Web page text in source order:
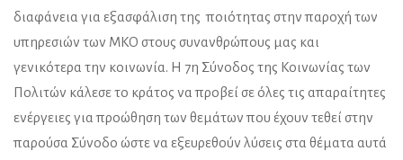
διαφάνεια για εξασφάλιση της ποιότητας στην παροχή των
υπηρεσιών των ΜΚΟ στους συνανθρώπους μας και
γενικότερα την κοινωνία. Η 7η Σύνοδος της Κοινωνίας των
Πολιτών κάλεσε το κράτος να προβεί σε όλες τις απαραίτητες
ενέργειες για προώθηση των θεμάτων που έχουν τεθεί στην
παρούσα Σύνοδο ώστε να εξευρεθούν λύσεις στα θέματα αυτά